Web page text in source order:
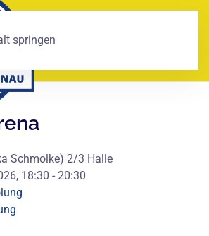
springen
Schmolke) 2/3 Halle
18:30 - 20:30